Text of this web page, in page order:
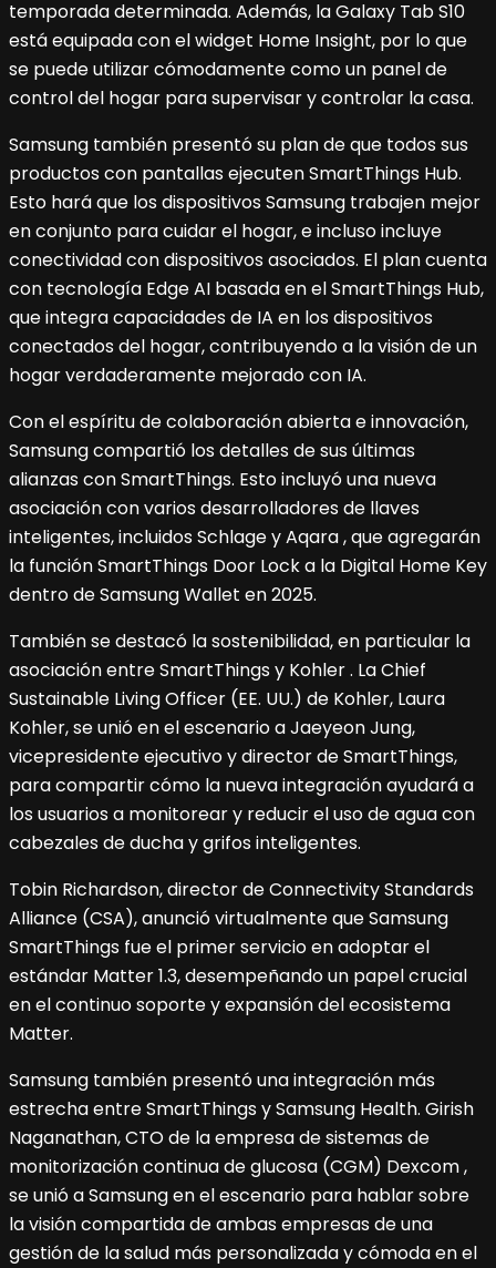
temporada determinada. Además, la Galaxy Tab S10
está equipada con el widget Home Insight, por lo que
se puede utilizar cómodamente como un panel de
control del hogar para supervisar y controlar la casa.
Samsung también presentó su plan de que todos sus
productos con pantallas ejecuten SmartThings Hub.
Esto hará que los dispositivos Samsung trabajen mejor
en conjunto para cuidar el hogar, e incluso incluye
conectividad con dispositivos asociados. El plan cuenta
con tecnología Edge AI basada en el SmartThings Hub,
que integra capacidades de IA en los dispositivos
conectados del hogar, contribuyendo a la visión de un
hogar verdaderamente mejorado con IA.
Con el espíritu de colaboración abierta e innovación,
Samsung compartió los detalles de sus últimas
alianzas con SmartThings. Esto incluyó una nueva
asociación con varios desarrolladores de llaves
inteligentes, incluidos Schlage y Aqara , que agregarán
la función SmartThings Door Lock a la Digital Home Key
dentro de Samsung Wallet en 2025.
También se destacó la sostenibilidad, en particular la
asociación entre SmartThings y Kohler . La Chief
Sustainable Living Officer (EE. UU.) de Kohler, Laura
Kohler, se unió en el escenario a Jaeyeon Jung,
vicepresidente ejecutivo y director de SmartThings,
para compartir cómo la nueva integración ayudará a
los usuarios a monitorear y reducir el uso de agua con
cabezales de ducha y grifos inteligentes.
Tobin Richardson, director de Connectivity Standards
Alliance (CSA), anunció virtualmente que Samsung
SmartThings fue el primer servicio en adoptar el
estándar Matter 1.3, desempeñando un papel crucial
en el continuo soporte y expansión del ecosistema
Matter.
Samsung también presentó una integración más
estrecha entre SmartThings y Samsung Health. Girish
Naganathan, CTO de la empresa de sistemas de
monitorización continua de glucosa (CGM) Dexcom ,
se unió a Samsung en el escenario para hablar sobre
la visión compartida de ambas empresas de una
gestión de la salud más personalizada y cómoda en el